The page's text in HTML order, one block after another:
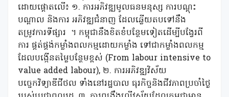
ដោយផ្តោតលើ៖ ១. ការអភិវឌ្ឍមូលធនមនុស្ស ការបណ្តុះ
បណ្តាល និងការ អភិវឌ្ឍជំនាញ ដែលឆ្លើយតបទៅនឹង
តម្រូវការទីផ្សារ ។ កម្ពុជានឹងខិតខំបន្ថែមទៀតដើម្បីបង្វែរពី
ការ ផ្គត់ផ្គង់កម្លាំងពលកម្មដោយកម្លាំង ទៅជាកម្លាំងពលកម្ម
ដែលបង្កើនតម្លៃបន្ថែមខ្ពស់ (From labour intensive to
value added labour), ២. ការអភិវឌ្ឍវិស័យ
បច្ចេកវិទ្យាឌីជីថល ទាំងនៅរដ្ឋបាល ធុរកិច្ចនិងជីវភាពប្រចាំថ្ងៃ